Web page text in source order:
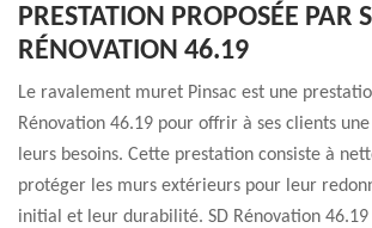
PRESTATION PROPOSÉE PAR
RÉNOVATION 46.19
Le ravalement muret Pinsac est une
Rénovation 46.19 pour offrir à ses clients
leurs besoins. Cette prestation consiste à
protéger les murs extérieurs pour leur
initial et leur durabilité. SD Rénovation